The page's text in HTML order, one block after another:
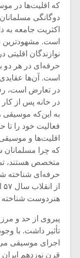
که اقلیت‌ها در
دوگانگی
اکثریت جامعه
است. مشهودترین
نوازندگان اقلیتی
حرفه‌ای در هر دو
است. آن‌ها
در تعارض است،
در خانه پس از
به این‌که
فعالیت خود را تا
اقلیت‌ها و
که چرا
متخصص هستند،
حرفه‌ای شناخته
هنردوست شناخته
پیروی از حد‌ و
تأثیر داشت. با
اجرای موسیقی
قرن نوزدهم